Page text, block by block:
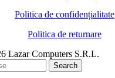
Politica de confidențialitate
Politica de returnare
Lazar Computers S.R.L.
Search